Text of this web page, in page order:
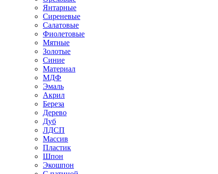
Янтарные
Сиреневые
Салатовые
Фиолетовые
Мятные
Золотые
Синие
Материал
МДФ
Эмаль
Акрил
Береза
Дерево
Дуб
ЛДСП
Массив
Пластик
Шпон
Экошпон